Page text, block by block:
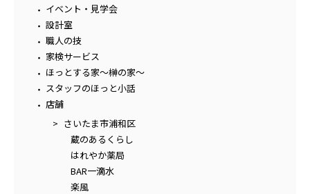
イベント・見学会
設計室
職人の技
家検サービス
ほっとする家～榊の家～
スタッフのほっと小話
店舗
さいたま市浦和区
蔵のあるくらし
はれやか薬局
BAR一滴水
楽風